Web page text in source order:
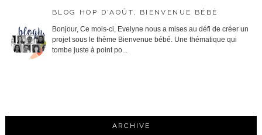
BLOG HOP D'AOÛT, BIENVENUE BÉBÉ
Bonjour, Ce mois-ci, Evelyne nous a mises au défi de créer un
projet sous le thème Bienvenue bébé. Une thématique qui
tombe juste à point po...
ARCHIVE